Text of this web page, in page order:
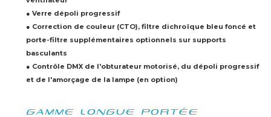
● Verre dépoli progressif
● Correction de couleur (CTO), filtre dichroïque bleu foncé et
porte-filtre supplémentaires optionnels sur supports
basculants
● Contrôle DMX de l'obturateur motorisé, du dépoli progressif
et de l'amorçage de la lampe (en option)
GAMME LONGUE PORTÉE